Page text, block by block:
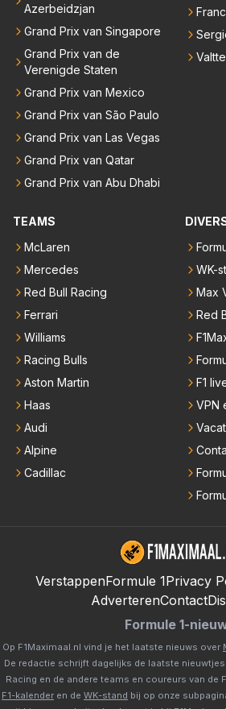
Azerbeidzjan
Grand Prix van Singapore
Grand Prix van de
Verenigde Staten
Grand Prix van Mexico
Grand Prix van São Paulo
Grand Prix van Las Vegas
Grand Prix van Qatar
Grand Prix van Abu Dhabi
TEAMS
McLaren
Mercedes
Red Bull Racing
Ferrari
Williams
Racing Bulls
Aston Martin
Haas
Audi
Alpine
Cadillac
WK-
Max
Red
F1
VPN
VerstappenFormule 1Privacy
AdverterenContact
Formule 1-
Op F1Maximaal.nl vind je het laatste nieuws over
De redactie schrijft dagelijks de laatste
Racing en de andere teams en coureurs van de
F1-kalender en de WK-stand bij op onze